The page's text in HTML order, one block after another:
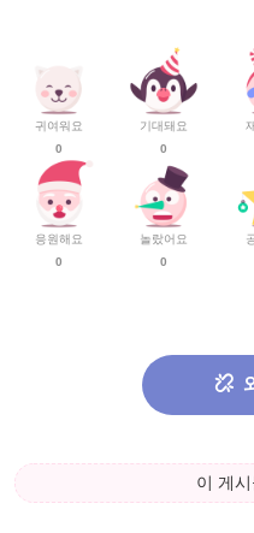
귀여워요
0
응원해요
0
기대돼요
0
놀랐어요
0
이 게